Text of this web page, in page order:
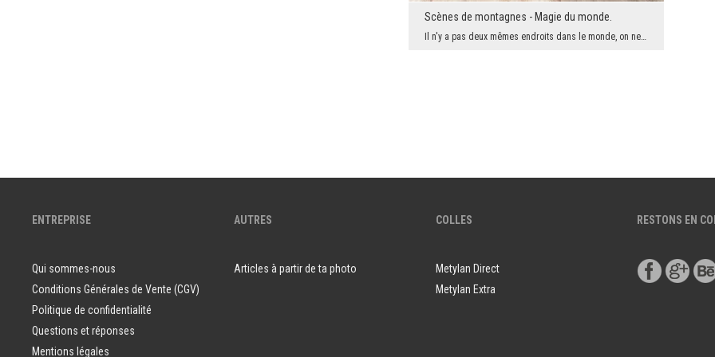
Scènes de montagnes - Magie du monde.
Il n'y a pas deux mêmes endroits dans le monde, on ne peut pas passer deux fois le même moment, o...
ENTREPRISE
Qui sommes-nous
Conditions Générales de Vente (CGV)
Politique de confidentialité
Questions et réponses
Mentions légales
AUTRES
Articles à partir de ta photo
COLLES
Metylan Direct
Metylan Extra
RESTONS EN